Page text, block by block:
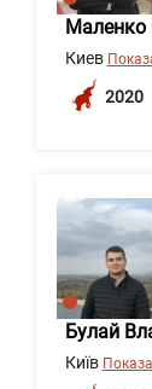
Маленко
Киев
2020
Булай
Київ